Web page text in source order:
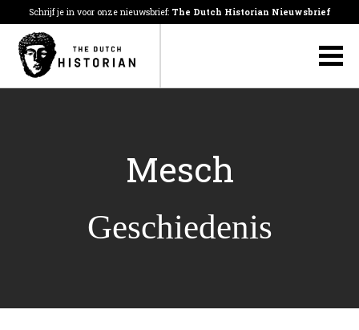
Schrijf je in voor onze nieuwsbrief: The Dutch Historian Nieuwsbrief
Mesch
Geschiedenis